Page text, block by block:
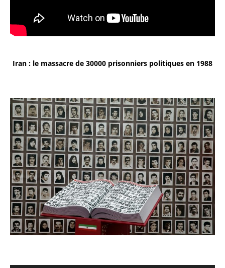
Iran : le massacre de 30000 prisonniers politiques en 1988